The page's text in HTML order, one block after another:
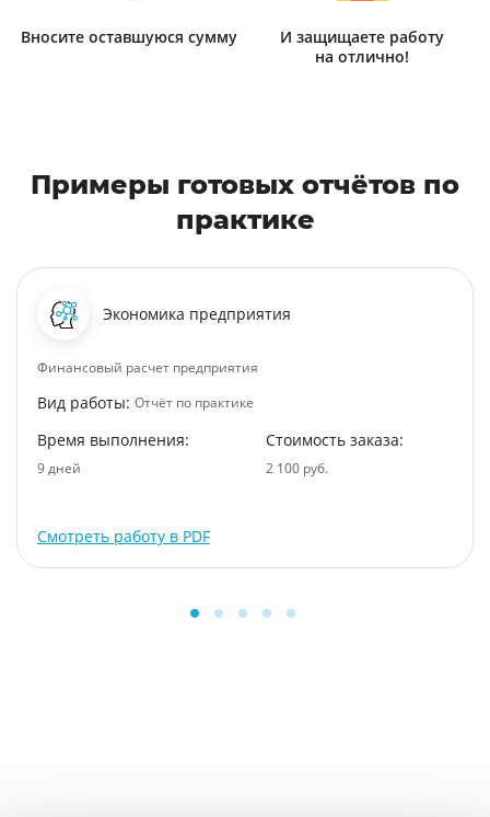
Вносите оставшуюся сумму
И защищаете работу
на отлично!
Примеры готовых отчётов по
практике
Экономика предприятия
Финансовый расчет предприятия
Вид работы: Отчёт по практике
Время выполнения:
9 дней
Стоимость заказа:
2 100 руб.
Смотреть работу в PDF